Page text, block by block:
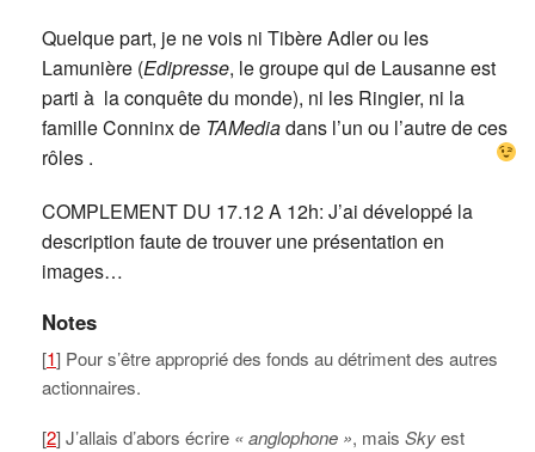
Quelque part, je ne vois ni Tibère Adler ou les
Lamunière (Edipresse, le groupe qui de Lausanne est
parti à la conquête du monde), ni les Ringier, ni la
famille Conninx de TAMediadans l’un ou l’autre de ces
rôles .
COMPLEMENT DU 17.12 A 12h: J’ai développé la
description faute de trouver une présentation en
images…
Notes
[1] Pour s’être approprié des fonds au détriment des autres
actionnaires.
[2] J’allais d’abors écrire « anglophone », mais Skyest